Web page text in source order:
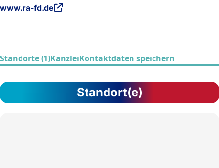
www.ra-fd.de
Standorte (1)KanzleiKontaktdaten speichern
Standort(e)